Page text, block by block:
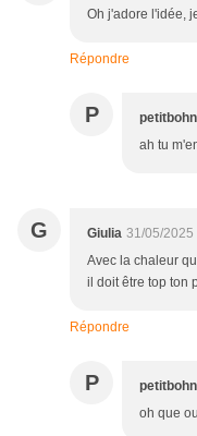
Oh j'adore l'idée,
Répondre
P
ah tu
G Giulia 31/05/2025
Avec la chaleur
il doit être top ton
Répondre
P
oh que